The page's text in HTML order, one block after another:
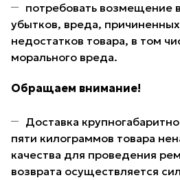
потребовать возмещение
убытков, вреда,
недостатков товара, в том
морального вреда.
Обращаем внимание!
Доставка
пяти килограммов товара
качества для проведения
возврата осуществляется